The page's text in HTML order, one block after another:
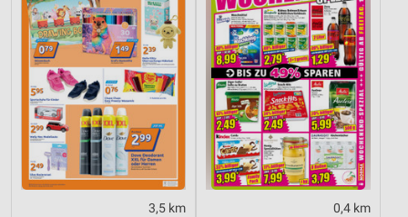
3,5 km 0,4 km